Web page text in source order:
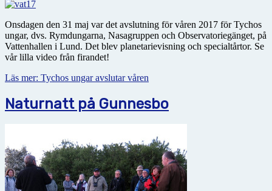
Onsdagen den 31 maj var det avslutning för våren 2017 för Tychos
ungar, dvs. Rymdungarna, Nasagruppen och Observatoriegänget, på
Vattenhallen i Lund. Det blev planetarievisning och specialtårtor. Se
vår lilla video från firandet!
Läs mer: Tychos ungar avslutar våren
Naturnatt på Gunnesbo